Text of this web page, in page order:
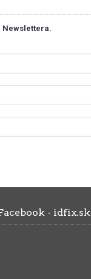
- idfix.sk